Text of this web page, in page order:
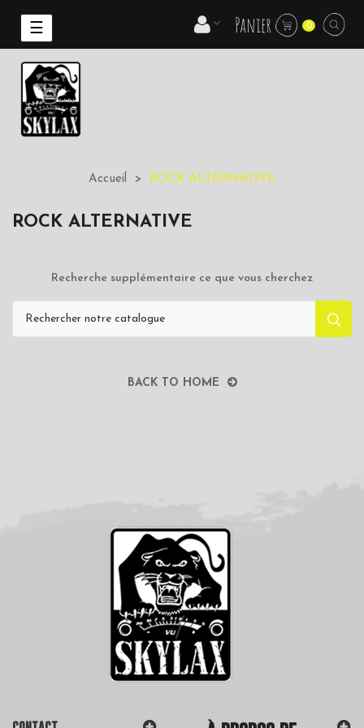
Basculer
la
navigation
☰ Panier 0
Accueil ROCK ALTERNATIVE
ROCK ALTERNATIVE
Recherche supplémentaire ce que vous cherchez
BACK TO HOME